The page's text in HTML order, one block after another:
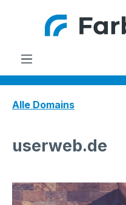
Zum Hauptinhalt springen
Alle Domains
userweb.de